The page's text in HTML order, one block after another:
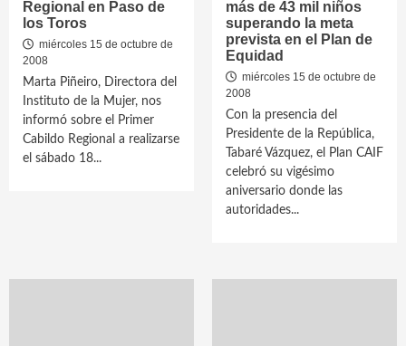
Regional en Paso de
los Toros
miércoles 15 de octubre de
2008
Marta Piñeiro, Directora del
Instituto de la Mujer, nos
informó sobre el Primer
Cabildo Regional a realizarse
el sábado 18...
más de 43 mil niños
superando la meta
prevista en el Plan de
Equidad
miércoles 15 de octubre de
2008
Con la presencia del
Presidente de la República,
Tabaré Vázquez, el Plan CAIF
celebró su vigésimo
aniversario donde las
autoridades...